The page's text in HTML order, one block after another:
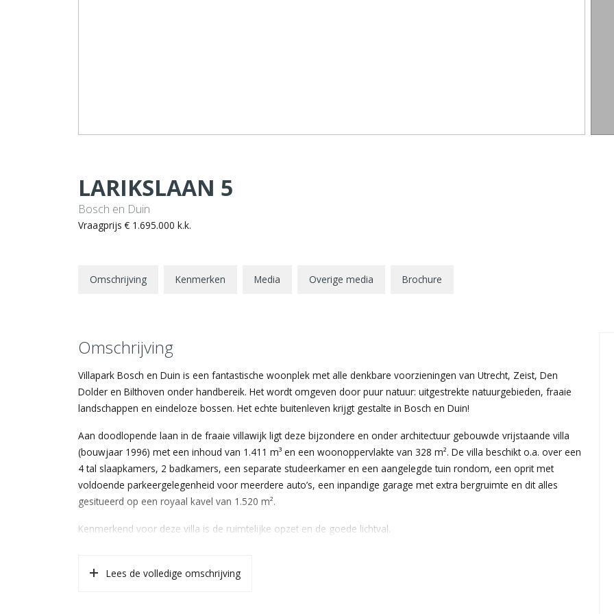
LARIKSLAAN 5
Bosch en Duin
Vraagprijs€ 1.695.000 k.k.
Omschrijving Kenmerken Media Overige media Brochure
Omschrijving
Villapark Bosch en Duin is een fantastische woonplek met alle denkbare voorzieningen van Utrecht, Zeist, Den
Dolder en Bilthoven onder handbereik. Het wordt omgeven door puur natuur: uitgestrekte natuurgebieden, fraaie
landschappen en eindeloze bossen. Het echte buitenleven krijgt gestalte in Bosch en Duin!
Aan doodlopende laan in de fraaie villawijk ligt deze bijzondere en onder architectuur gebouwde vrijstaande villa
(bouwjaar 1996) met een inhoud van 1.411 m³ en een woonoppervlakte van 328 m². De villa beschikt o.a. over een
4 tal slaapkamers, 2 badkamers, een separate studeerkamer en een aangelegde tuin rondom, een oprit met
voldoende parkeergelegenheid voor meerdere auto’s, een inpandige garage met extra bergruimte en dit alles
gesitueerd op een royaal kavel van 1.520 m².
Kenmerkend voor deze villa is de ruimtelijke opzet en de goede lichtval.
——————————————-
Lees de volledige omschrijving